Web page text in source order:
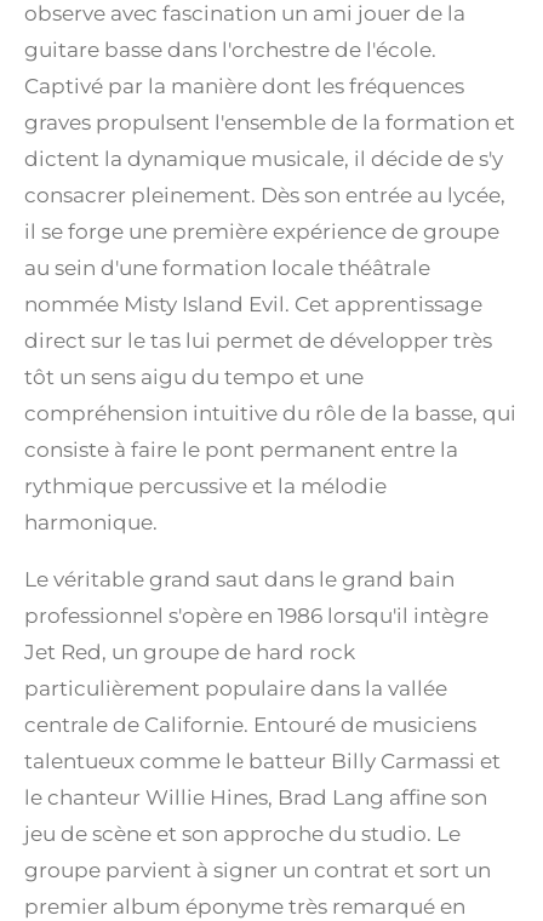
observe avec fascination un ami jouer de la
guitare basse dans l'orchestre de l'école.
Captivé par la manière dont les fréquences
graves propulsent l'ensemble de la formation et
dictent la dynamique musicale, il décide de s'y
consacrer pleinement. Dès son entrée au lycée,
il se forge une première expérience de groupe
au sein d'une formation locale théâtrale
nommée Misty Island Evil. Cet apprentissage
direct sur le tas lui permet de développer très
tôt un sens aigu du tempo et une
compréhension intuitive du rôle de la basse, qui
consiste à faire le pont permanent entre la
rythmique percussive et la mélodie
harmonique.
Le véritable grand saut dans le grand bain
professionnel s'opère en 1986 lorsqu'il intègre
Jet Red, un groupe de hard rock
particulièrement populaire dans la vallée
centrale de Californie. Entouré de musiciens
talentueux comme le batteur Billy Carmassi et
le chanteur Willie Hines, Brad Lang affine son
jeu de scène et son approche du studio. Le
groupe parvient à signer un contrat et sort un
premier album éponyme très remarqué en